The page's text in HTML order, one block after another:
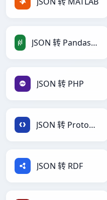
JSON 转 PandasDataFrame
JSON 转 PHP
JSON 转 Protobuf
JSON 转 RDF